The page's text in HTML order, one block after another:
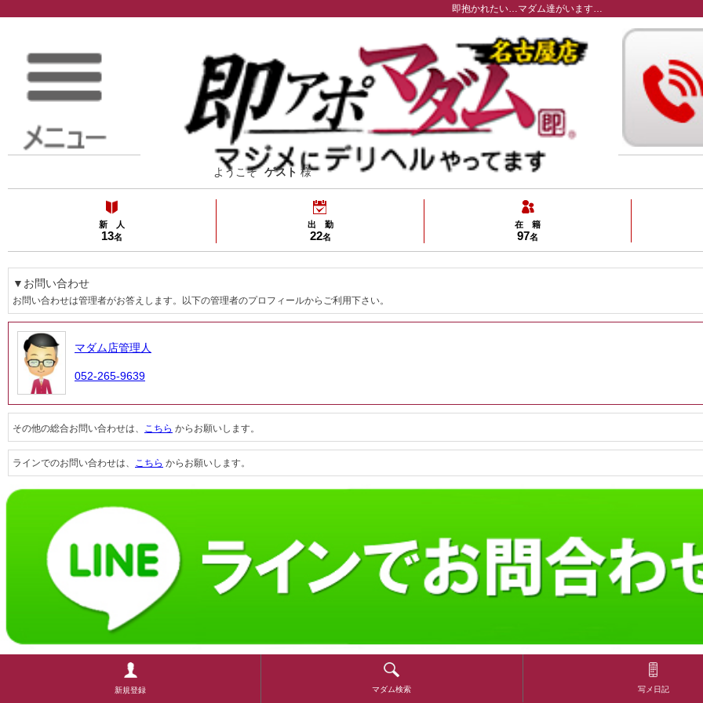
即抱かれたい…マダム達がいます…
ようこそ ゲスト 様
新 人
13名
出 勤
22名
在 籍
97名
▼お問い合わせ
お問い合わせは管理者がお答えします。以下の管理者のプロフィールからご利用下さい。
マダム店管理人
052-265-9639
その他の総合お問い合わせは、 こちら からお願いします。
ラインでのお問い合わせは、 こちら からお願いします。
新規登録 マダム検索 写メ日記